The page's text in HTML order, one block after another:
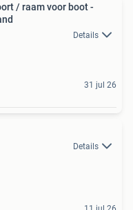
/ raam voor boot -
Details
31 jul 26
Details